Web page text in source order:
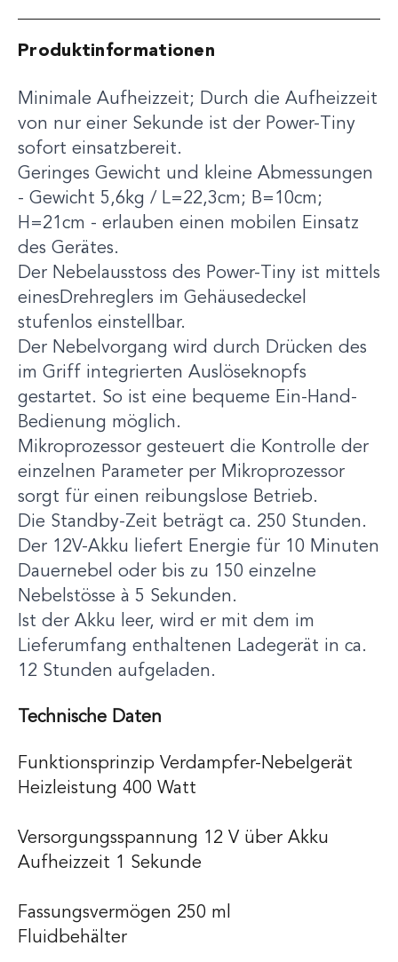
Produktinformationen
Minimale Aufheizzeit; Durch die Aufheizzeit
von nur einer Sekunde ist der Power-Tiny
sofort einsatzbereit.
Geringes Gewicht und kleine Abmessungen
- Gewicht 5,6kg / L=22,3cm; B=10cm;
H=21cm - erlauben einen mobilen Einsatz
des Gerätes.
Der Nebelausstoss des Power-Tiny ist mittels
einesDrehreglers im Gehäusedeckel
stufenlos einstellbar.
Der Nebelvorgang wird durch Drücken des
im Griff integrierten Auslöseknopfs
gestartet. So ist eine bequeme Ein-Hand-
Bedienung möglich.
Mikroprozessor gesteuert die Kontrolle der
einzelnen Parameter per Mikroprozessor
sorgt für einen reibungslose Betrieb.
Die Standby-Zeit beträgt ca. 250 Stunden.
Der 12V-Akku liefert Energie für 10 Minuten
Dauernebel oder bis zu 150 einzelne
Nebelstösse à 5 Sekunden.
Ist der Akku leer, wird er mit dem im
Lieferumfang enthaltenen Ladegerät in ca.
12 Stunden aufgeladen.
Technische Daten
Funktionsprinzip Verdampfer-Nebelgerät
Heizleistung 400 Watt
Versorgungsspannung 12 V über Akku
Aufheizzeit 1 Sekunde
Fassungsvermögen 250 ml
Fluidbehälter